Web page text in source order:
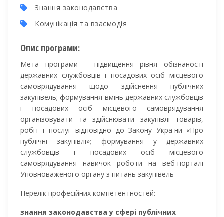
Знання законодавства
Комунікація та взаємодія
Опис програми:
Мета програми – підвищення рівня обізнаності
державних службовців і посадових осіб місцевого
самоврядування щодо здійснення публічних
закупівель; формування вмінь державних службовців
і посадових осіб місцевого самоврядування
організовувати та здійснювати закупівлі товарів,
робіт і послуг відповідно до Закону України «Про
публічні закупівлі»; формування у державних
службовців і посадових осіб місцевого
самоврядування навичок роботи на веб-порталі
Уповноваженого органу з питань закупівель
Перелік професійних компетентностей:
знання законодавства у сфері публічних